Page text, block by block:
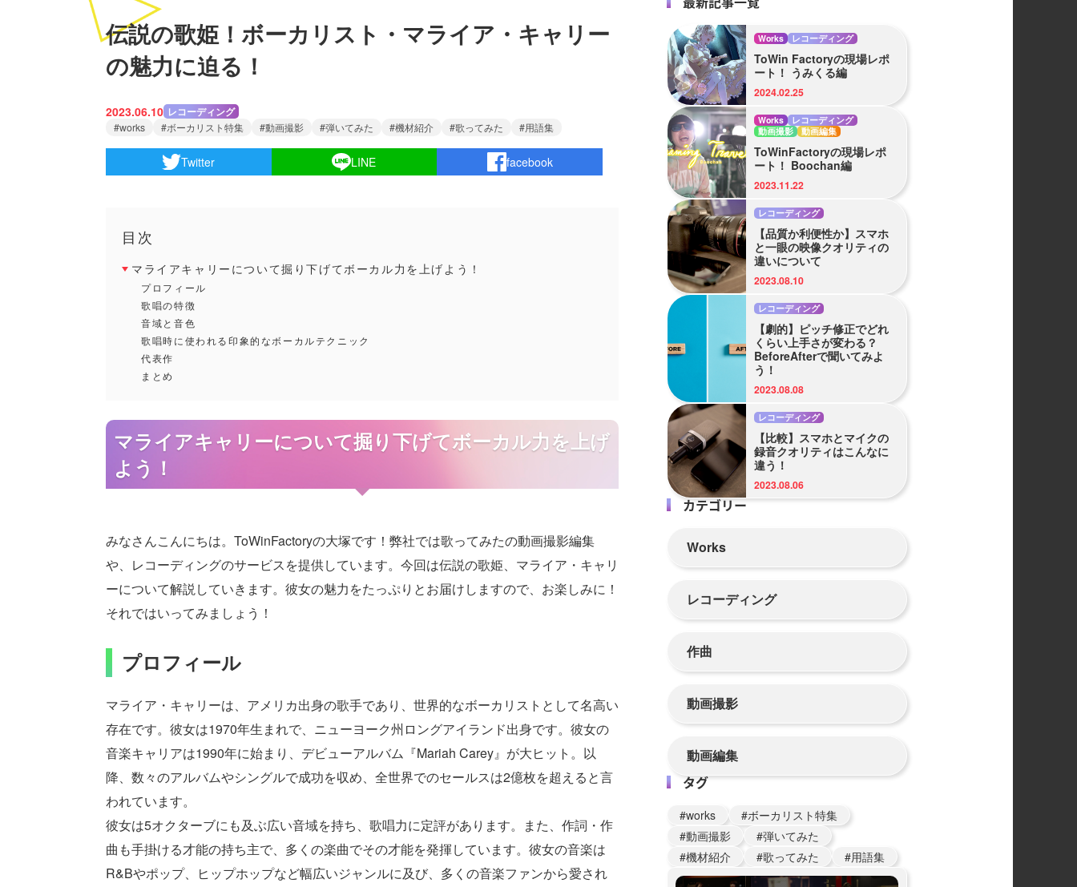
伝説の歌姫！ボーカリスト・マライア・キャリー
の魅力に迫る！
2023.06.10 レコーディング
works ボーカリスト特集 動画撮影 弾いてみた 機材紹介 歌ってみた 用語集
Twitter LINE facebook
目次
マライアキャリーについて掘り下げてボーカル力を上げよう！
プロフィール
歌唱の特徴
音域と音色
歌唱時に使われる印象的なボーカルテクニック
代表作
まとめ
マライアキャリーについて掘り下げてボーカル力を上げ
よう！
みなさんこんにちは。ToWinFactoryの大塚です！弊社では歌ってみたの動画撮影編集
や、レコーディングのサービスを提供しています。今回は伝説の歌姫、マライア・キャリ
ーについて解説していきます。彼女の魅力をたっぷりとお届けしますので、お楽しみに！
それではいってみましょう！
プロフィール
マライア・キャリーは、アメリカ出身の歌手であり、世界的なボーカリストとして名高い
存在です。彼女は1970年生まれで、ニューヨーク州ロングアイランド出身です。彼女の
音楽キャリアは1990年に始まり、デビューアルバム『Mariah Carey』が大ヒット。以
降、数々のアルバムやシングルで成功を収め、全世界でのセールスは2億枚を超えると言
われています。
彼女は5オクターブにも及ぶ広い音域を持ち、歌唱力に定評があります。また、作詞・作
曲も手掛ける才能の持ち主で、多くの楽曲でその才能を発揮しています。彼女の音楽は
R&Bやポップ、ヒップホップなど幅広いジャンルに及び、多くの音楽ファンから愛され
Works レコーディング
ToWin Factoryの現場レポ
ート！ うみくる編
2024.02.25
Works
レコーディング
動画撮影
動画編集
ToWinFactoryの現場レポ
ート！ Boochan編
2023.11.22
レコーディング
【品質か利便性か】スマホ
と一眼の映像クオリティの
違いについて
2023.08.10
レコーディング
【劇的】ピッチ修正でどれ
くらい上手さが変わる？
BeforeAfterで聞いてみよ
う！
2023.08.08
レコーディング
【比較】スマホとマイクの
録音クオリティはこんなに
違う！
2023.08.06
カテゴリー
Works
レコーディング
作曲
動画撮影
動画編集
タグ
works
ボーカリスト特集
動画撮影
弾いてみた
機材紹介
歌ってみた 用語集